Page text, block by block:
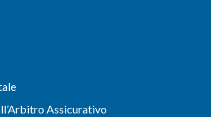
Assicurativo